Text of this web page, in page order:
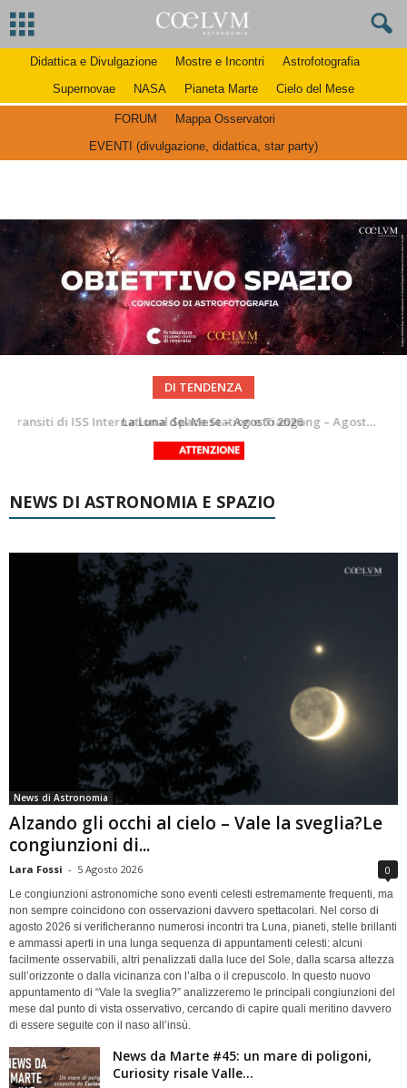
Didattica e Divulgazione Mostre e Incontri
Astrofotografia
Supernovae
NASA Pianeta Marte Cielo del Mese
FORUM
Mappa Osservatori
EVENTI (divulgazione, didattica, star party)
DI TENDENZA
La Luna del Mese – Agosto 2026
Le costellazioni di Agosto 2026: Delfino
NEWS DI ASTRONOMIA E SPAZIO
News di Astronomia
Alzando gli occhi al cielo – Vale la sveglia?Le
congiunzioni di...
Lara Fossi - 5 Agosto 2026 0
Le congiunzioni astronomiche sono eventi celesti estremamente frequenti, ma
non sempre coincidono con osservazioni davvero spettacolari. Nel corso di
agosto 2026 si verificheranno numerosi incontri tra Luna, pianeti, stelle brillanti
e ammassi aperti in una lunga sequenza di appuntamenti celesti: alcuni
facilmente osservabili, altri penalizzati dalla luce del Sole, dalla scarsa altezza
sull’orizzonte o dalla vicinanza con l’alba o il crepuscolo. In questo nuovo
appuntamento di “Vale la sveglia?” analizzeremo le principali congiunzioni del
mese dal punto di vista osservativo, cercando di capire quali meritino davvero
di essere seguite con il naso all’insù.
News da Marte #45: un mare di poligoni,
Curiosity risale Valle...